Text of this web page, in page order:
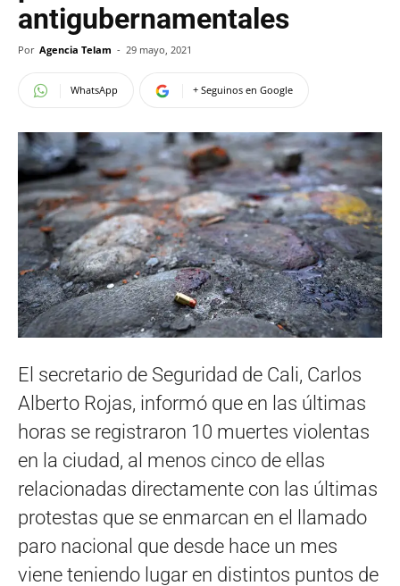
antigubernamentales
Por Agencia Telam - 29 mayo, 2021
WhatsApp + Seguinos en Google
El secretario de Seguridad de Cali, Carlos
Alberto Rojas, informó que en las últimas
horas se registraron 10 muertes violentas
en la ciudad, al menos cinco de ellas
relacionadas directamente con las últimas
protestas que se enmarcan en el llamado
paro nacional que desde hace un mes
viene teniendo lugar en distintos puntos de